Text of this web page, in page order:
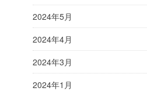
2024年5月
2024年4月
2024年3月
2024年1月